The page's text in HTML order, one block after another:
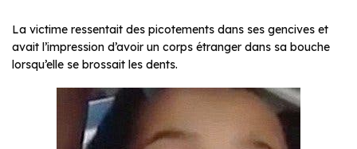
La victime ressentait des picotements dans ses gencives et
avait l’impression d’avoir un corps étranger dans sa bouche
lorsqu’elle se brossait les dents.